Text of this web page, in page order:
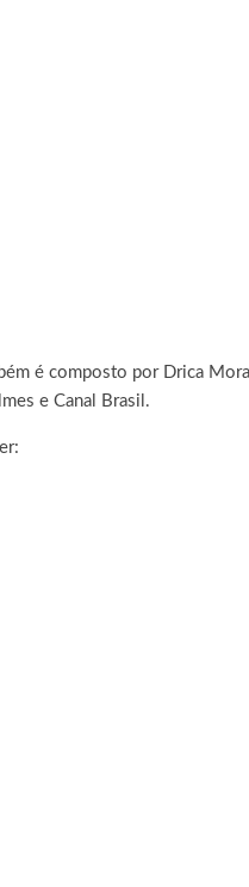
é composto por Drica
e Canal Brasil.